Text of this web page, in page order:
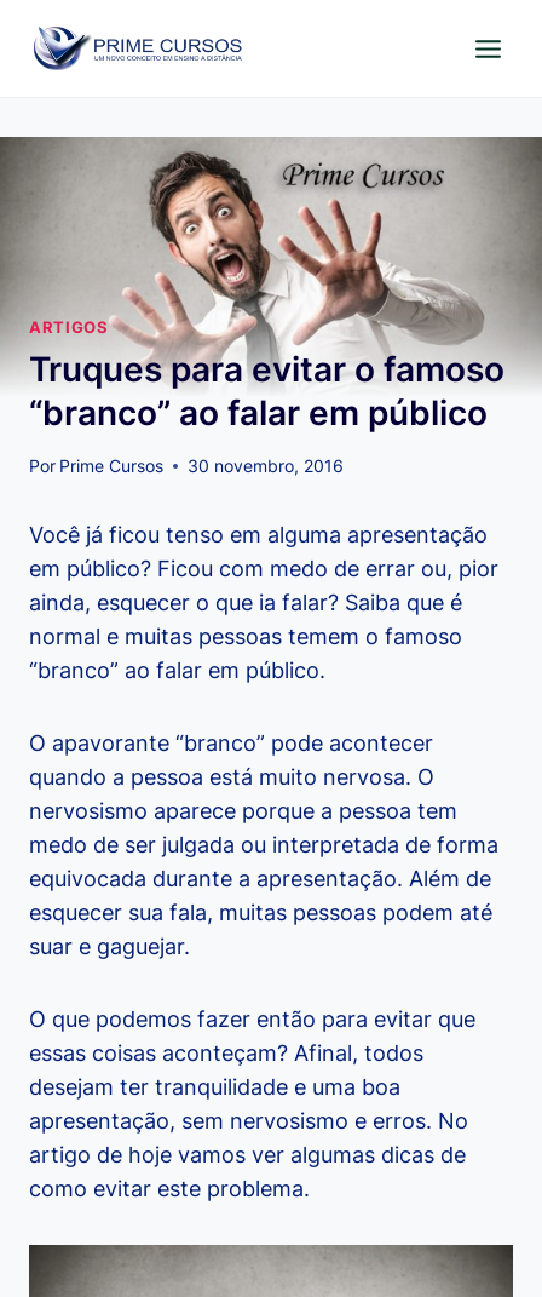
para
ARTIGOS
Truques para evitar o famoso
“branco” ao falar em público
Por Prime Cursos 30 novembro, 2016
Você já ficou tenso em alguma apresentação
em público? Ficou com medo de errar ou, pior
ainda, esquecer o que ia falar? Saiba que é
normal e muitas pessoas temem o famoso
“branco” ao falar em público.
O apavorante “branco” pode acontecer
quando a pessoa está muito nervosa. O
nervosismo aparece porque a pessoa tem
medo de ser julgada ou interpretada de forma
equivocada durante a apresentação. Além de
esquecer sua fala, muitas pessoas podem até
suar e gaguejar.
O que podemos fazer então para evitar que
essas coisas aconteçam? Afinal, todos
desejam ter tranquilidade e uma boa
apresentação, sem nervosismo e erros. No
artigo de hoje vamos ver algumas dicas de
como evitar este problema.